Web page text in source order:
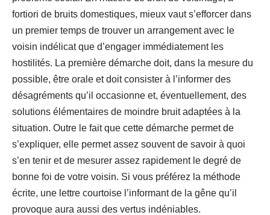
fortiori de bruits domestiques, mieux vaut s’efforcer dans
un premier temps de trouver un arrangement avec le
voisin indélicat que d’engager immédiatement les
hostilités. La première démarche doit, dans la mesure du
possible, être orale et doit consister à l’informer des
désagréments qu’il occasionne et, éventuellement, des
solutions élémentaires de moindre bruit adaptées à la
situation. Outre le fait que cette démarche permet de
s’expliquer, elle permet assez souvent de savoir à quoi
s’en tenir et de mesurer assez rapidement le degré de
bonne foi de votre voisin. Si vous préférez la méthode
écrite, une lettre courtoise l’informant de la gêne qu’il
provoque aura aussi des vertus indéniables.